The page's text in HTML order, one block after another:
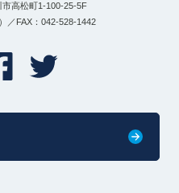
高松町1-100-25-5F
／FAX：042-528-1442